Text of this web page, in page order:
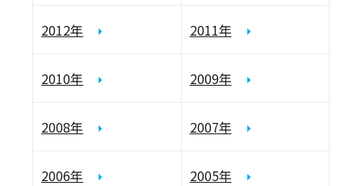
2012年 2011年
2010年 2009年
2008年 2007年
2006年 2005年